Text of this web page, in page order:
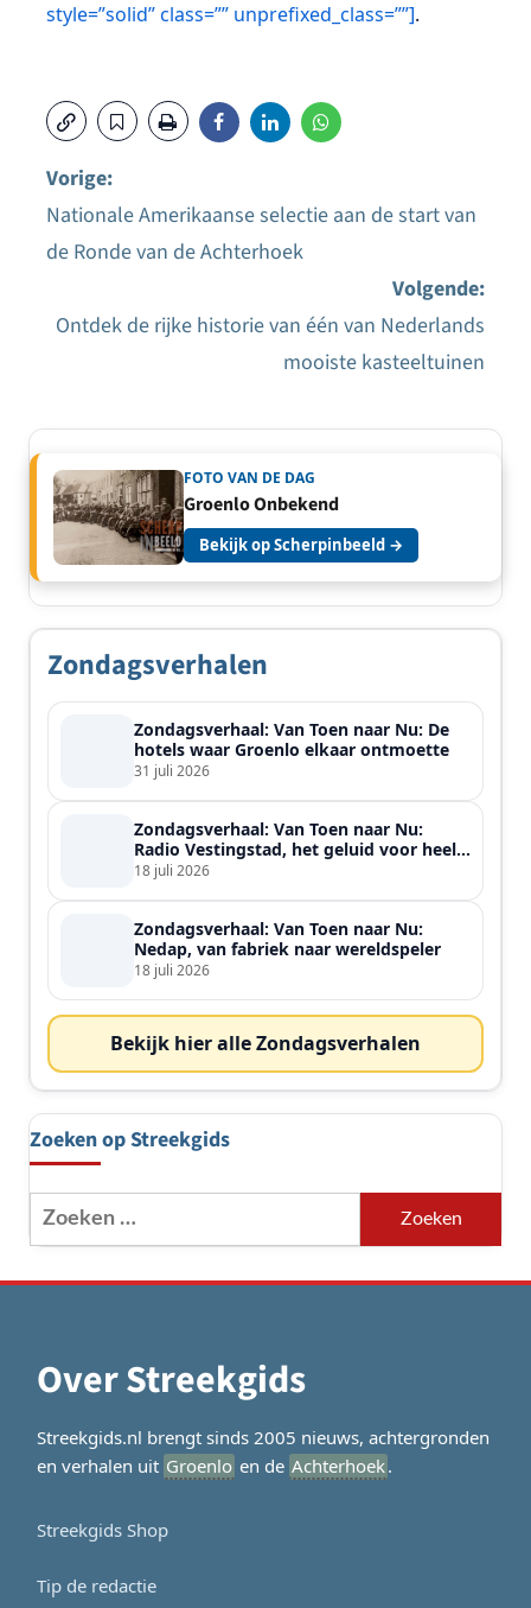
style=”solid” class=”” unprefixed_class=””].
Bericht
Vorige:
Nationale Amerikaanse selectie aan de start van
de Ronde van de Achterhoek
Volgende:
Ontdek de rijke historie van één van Nederlands
mooiste kasteeltuinen
FOTO VAN DE DAG
Groenlo Onbekend
Bekijk op Scherpinbeeld →
Zondagsverhalen
Zondagsverhaal: Van Toen naar Nu: De
hotels waar Groenlo elkaar ontmoette
31 juli 2026
Zondagsverhaal: Van Toen naar Nu:
Radio Vestingstad, het geluid voor heel
de streek
18 juli 2026
Zondagsverhaal: Van Toen naar Nu:
Nedap, van fabriek naar wereldspeler
18 juli 2026
Bekijk hier alle Zondagsverhalen
Zoeken op Streekgids
Zoeken
naar:
Over Streekgids
Streekgids.nl brengt sinds 2005 nieuws, achtergronden
en verhalen uit Groenlo en de Achterhoek.
Streekgids Shop
Tip de redactie